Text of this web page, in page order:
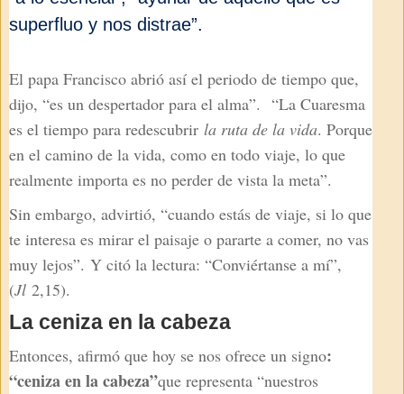
superfluo y nos distrae”.
El papa Francisco abrió así el periodo de tiempo que,
dijo, “es un despertador para el alma”. “La Cuaresma
es el tiempo para redescubrir la ruta de la vida. Porque
en el camino de la vida, como en todo viaje, lo que
realmente importa es no perder de vista la meta”.
Sin embargo, advirtió, “cuando estás de viaje, si lo que
te interesa es mirar el paisaje o pararte a comer, no vas
muy lejos”. Y citó la lectura: “Conviértanse a mí”,
(Jl 2,15).
La ceniza en la cabeza
Entonces, afirmó que hoy se nos ofrece un signo:
“ceniza en la cabeza”que representa “nuestros